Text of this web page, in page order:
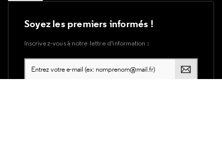
Soyez les premiers informés !
Inscrivez-vous à notre lettre d’information :